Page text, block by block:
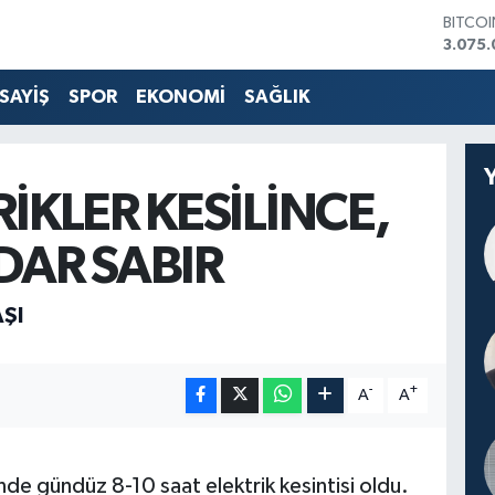
DOLAR
EURO
13.768
SPOR EKONOMİ SAĞLIK
KESİLİNCE,
SABIR
A- A+
gündüz 8-10 saat elektrik kesintisi oldu.